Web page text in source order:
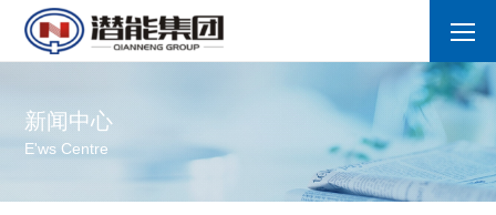
新闻中心
E'ws Centre